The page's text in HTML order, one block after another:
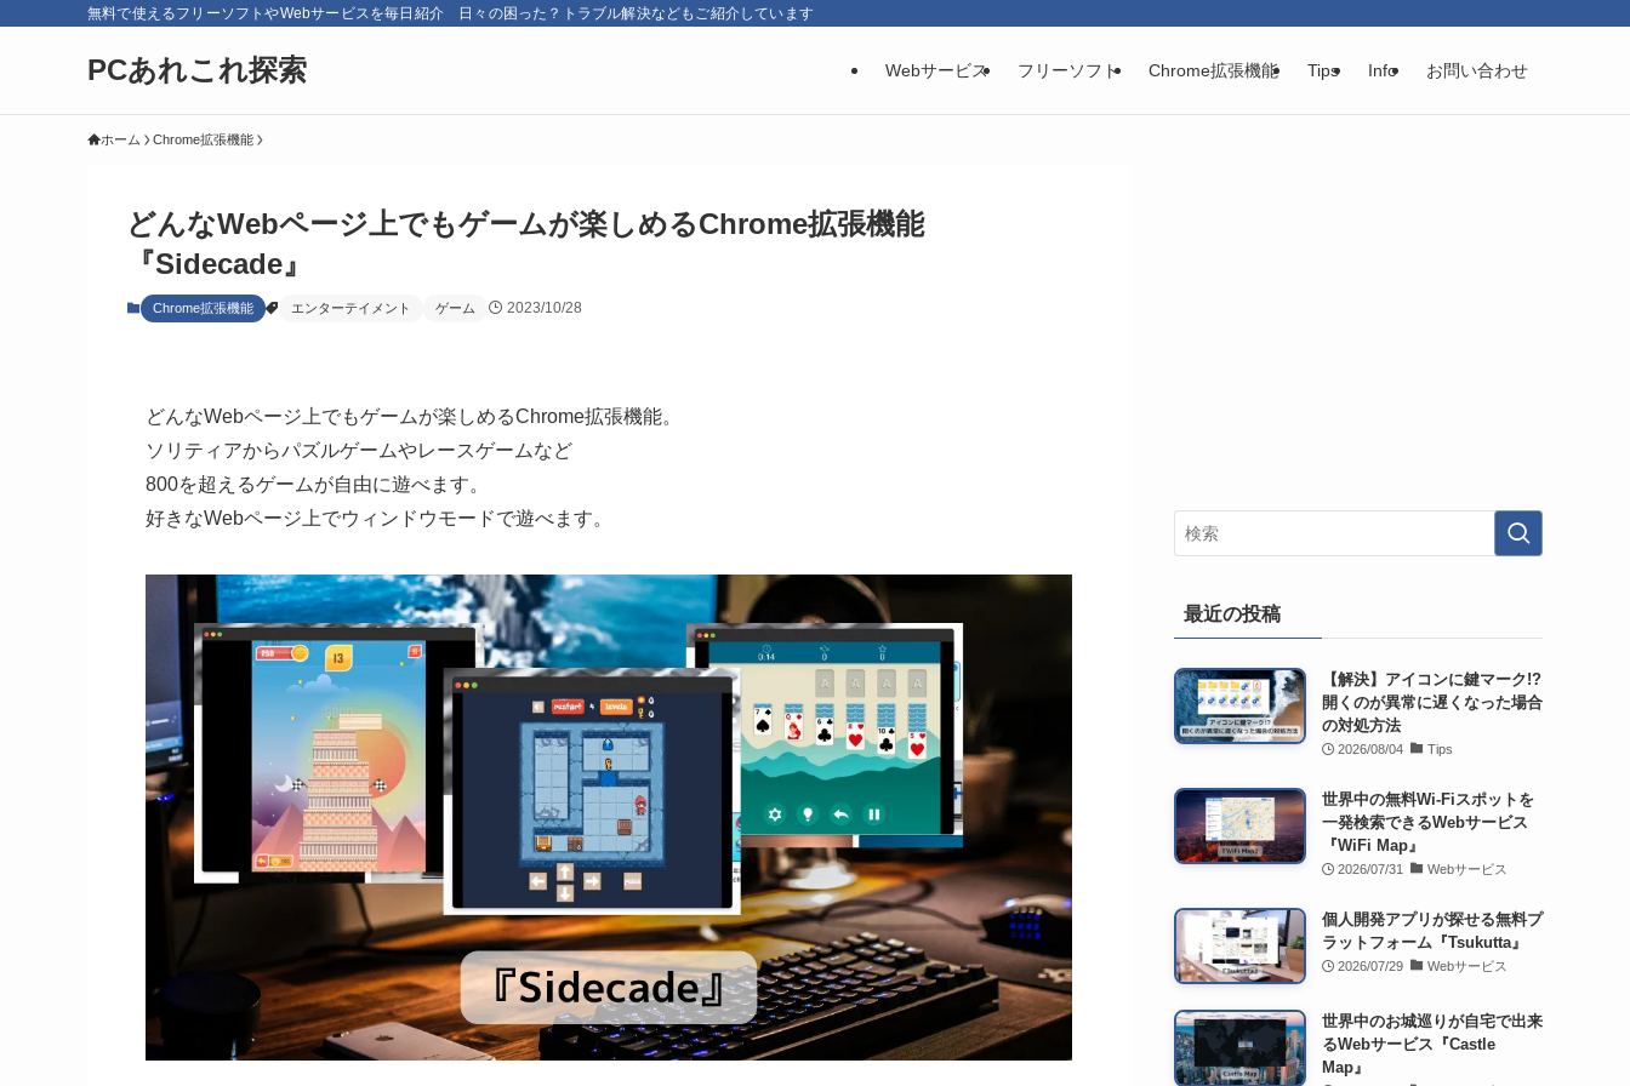
無料で使えるフリーソフトやWebサービスを毎日紹介 日々の困った？トラブル解決などもご紹介しています
PCあれこれ探索 Webサービス フリーソフト Chrome拡張機能 Tips Info お問い合わせ
ホーム Chrome拡張機能
どんなWebページ上でもゲームが楽しめるChrome拡張機能
『Sidecade』
Chrome拡張機能 エンターテイメント ゲーム 2023/10/28
どんなWebページ上でもゲームが楽しめるChrome拡張機能。
ソリティアからパズルゲームやレースゲームなど
800を超えるゲームが自由に遊べます。
好きなWebページ上でウィンドウモードで遊べます。
最近の投稿
【解決】アイコンに鍵マーク!?
開くのが異常に遅くなった場合
の対処方法
2026/08/04 Tips
世界中の無料Wi-Fiスポットを
一発検索できるWebサービス
『WiFi Map』
2026/07/31 Webサービス
個人開発アプリが探せる無料プ
ラットフォーム『Tsukutta』
2026/07/29 Webサービス
世界中のお城巡りが自宅で出来
るWebサービス『Castle
Map』